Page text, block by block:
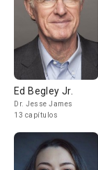
Ed Begley Jr.
Dr. Jesse James
13 capítulos